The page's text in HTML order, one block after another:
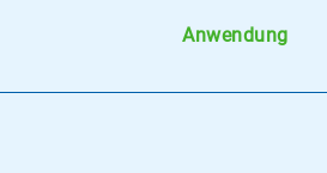
Anwendung